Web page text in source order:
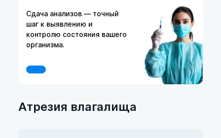
Сдача анализов — точный
шаг к выявлению и
контролю состояния вашего
организма.
Атрезия влагалища